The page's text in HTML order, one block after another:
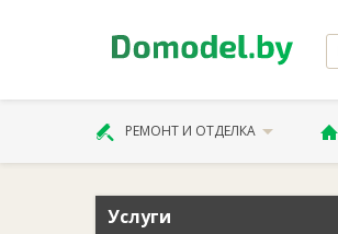
РЕМОНТ И ОТДЕЛКА
Услуги